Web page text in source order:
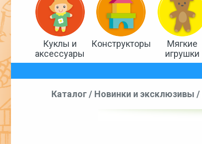
Куклы и
аксессуары
Конструкторы
Мягкие
игрушки
Каталог/ Новинки и эксклюзивы /